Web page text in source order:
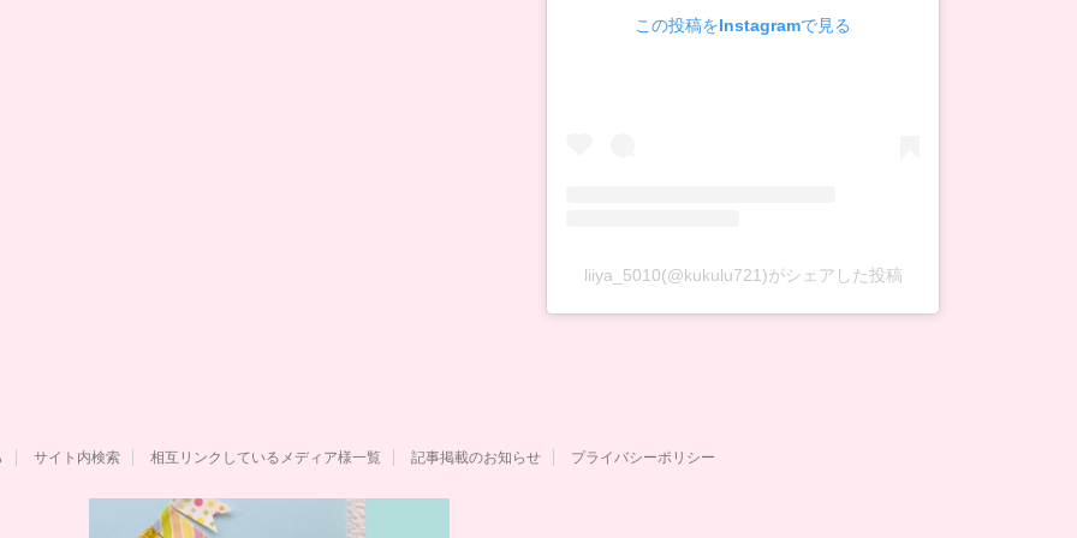
この投稿をInstagramで見る
liiya_5010(@kukulu721)がシェアした投稿
サイト内検索 相互リンクしているメディア様一覧 記事掲載のお知らせ プライバシーポリシー